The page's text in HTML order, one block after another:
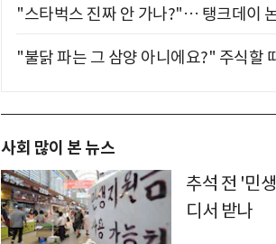
"스타벅스 진짜 안 가나?"… 탱크데이
"불닭 파는 그 삼양 아니에요?" 주식할
사회 많이 본 뉴스
추석 전 '민
디서 받나